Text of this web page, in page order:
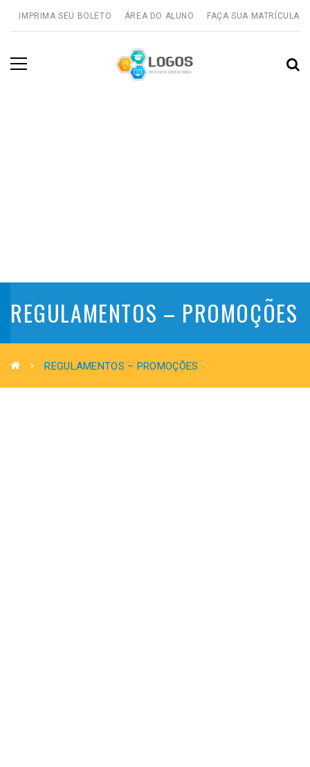
IMPRIMA SEU BOLETO ÁREA DO ALUNO FAÇA SUA MATRÍCULA
REGULAMENTOS – PROMOÇÕES
REGULAMENTOS – PROMOÇÕES